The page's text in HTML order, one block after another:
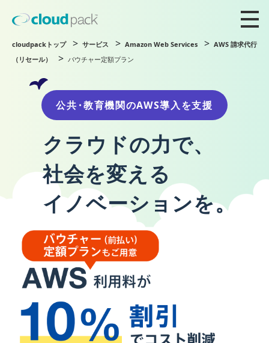
cloudpackトップ サービス Amazon Web Services
AWS 請求代行
（リセール）
バウチャー定額プラン
公共・教育機関のAWS導入を支援
クラウドの力で、
社会を変える
イノベーションを。